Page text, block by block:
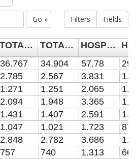
Filters Fields
Go »
TOTAL - HOMBRES TOTAL - MUJERES
HOSPITAL - AMBOS SEXOS
36.767 34.904 57.78
2.785 2.567 3.831
1.271 1.251 2.065
2.094 1.948 3.365
1.431 1.407 2.591
1.047 1.021 1.723
2.848 2.782 3.686
757 740 1.313